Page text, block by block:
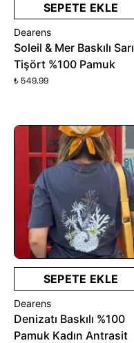
SEPETE EKLE
Dearens
Soleil & Mer Baskılı Sarı
Tişört %100 Pamuk
₺ 549.99
SEPETE EKLE
Dearens
Denizatı Baskılı %100
Pamuk Kadın Antrasit